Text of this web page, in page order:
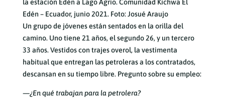
la estación Edén a Lago Agrio. Comunidad Kichwa El
Edén – Ecuador, junio 2021. Foto: Josué Araujo
Un grupo de jóvenes están sentados en la orilla del
camino. Uno tiene 21 años, el segundo 26, y un tercero
33 años. Vestidos con trajes overol, la vestimenta
habitual que entregan las petroleras a los contratados,
descansan en su tiempo libre. Pregunto sobre su empleo:
—¿En qué trabajan para la petrolera?